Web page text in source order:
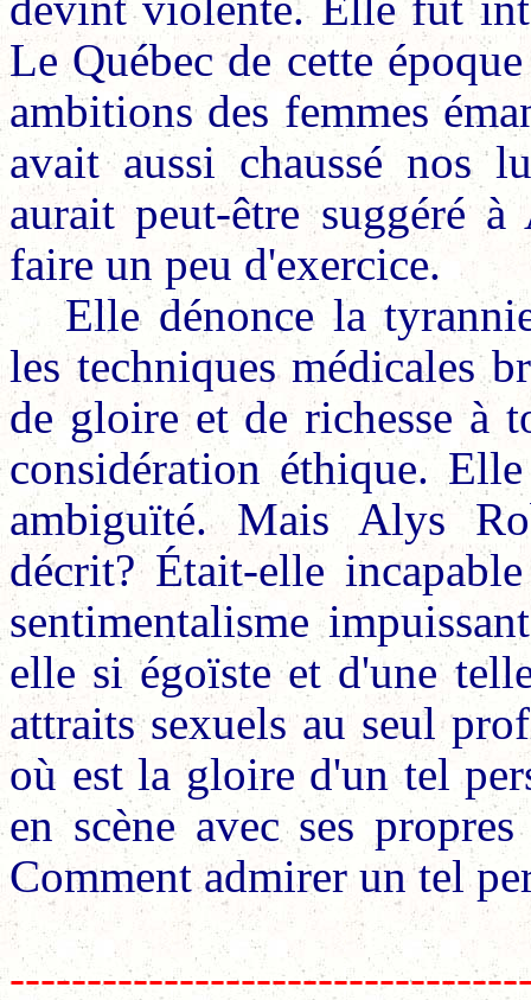
Le Québec de cette
ambitions des femmes
avait aussi chaussé nos
aurait peut-être suggéré
faire un peu d'exercice.
Elle dénonce la
les techniques médicales
de gloire et de richesse à
considération éthique.
ambiguïté. Mais Alys
décrit? Était-elle
sentimentalisme
elle si égoïste et d'une
attraits sexuels au seul
où est la gloire d'un tel
en scène avec ses
Comment admirer un tel